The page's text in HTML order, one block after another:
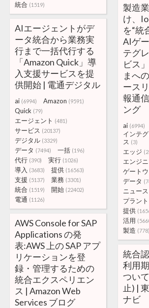
統合 (1519)
製造
け、
を“統
AIゲ
テグ
ビス
まへ
ース
報通
ング
ai (6994)
インテ
ス (3)
エッジ
エンジ
ゲート
データ
ニュー
プラント
提供
活用
製造 (778)
AIエージェントがデ
ータ統合から業務実
行まで一括代行する
「Amazon Quick」導
入支援サービスを提
供開始 | 電通デジタル
ai (6994) Amazon (9591)
Quick (79)
エージェント (481)
サービス (20137)
デジタル (3329)
データ (7494) 一括 (196)
代行 (390) 実行 (1026)
導入 (3683) 提供 (16563)
支援 (5137) 業務 (3301)
統合 (1519) 開始 (22402)
電通 (1126)
AWS Console for SAP
Applications の発
表:AWS 上の SAP アプ
リケーションを登
録・管理するための
統合エクスペリエン
ス | Amazon Web
Services ブログ
統合
利用
つい
止) |
ナビ